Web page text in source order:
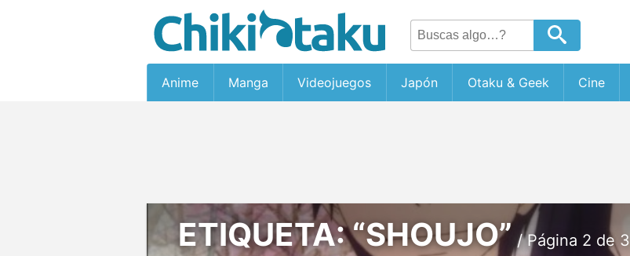
Anime Manga Videojuegos Japón Otaku & Geek Cine
ETIQUETA:“SHOUJO” / Página 2 de 3